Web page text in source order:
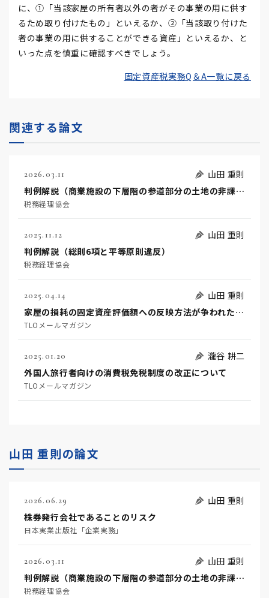
に、①「当該家屋の所有者以外の者がその事業の用に供す
るため取り付けたもの」といえるか、②「当該取り付けた
者の事業の用に供することができる資産」といえるか、と
いった点を慎重に確認すべきでしょう。
固定資産税実務Q＆A一覧に戻る
関連する論文
2026.03.11
山田 重則
判例解説（商業施設の下層階の参道部分の土地の非課税規定適用の可否）
税務経理協会
2025.11.12
山田 重則
判例解説（総則6項と平等原則違反）
税務経理協会
2025.04.14
山田 重則
家屋の損耗の固定資産評価額への反映方法が争われた事例
TLOメールマガジン
2025.01.20
瀧谷 耕二
外国人旅行者向けの消費税免税制度の改正について
TLOメールマガジン
山田 重則の論文
2026.06.29
山田 重則
株券発行会社であることのリスク
日本実業出版社「企業実務」
2026.03.11
山田 重則
判例解説（商業施設の下層階の参道部分の土地の非課税規定適用の可否）
税務経理協会